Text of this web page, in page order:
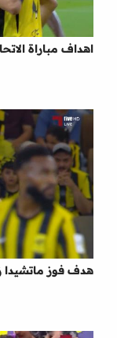
اهداف مباراة الاتحاد وضمك
هدف فوز ماتشيدا زيليفا علي